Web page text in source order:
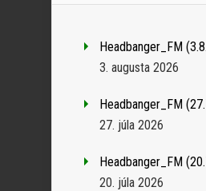
Headbanger_FM
3. augusta 2026
Headbanger_FM
27. júla 2026
Headbanger_FM
20. júla 2026